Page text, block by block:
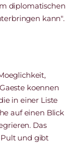
diplomatischen
kann".
koennen
in einer Liste
auf einen Blick
Das
und gibt